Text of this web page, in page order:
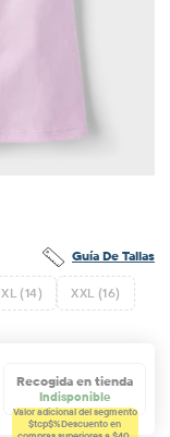
Guía De Tallas
XL (14) XXL (16)
Recogida en tienda
Indisponible
Valor adicional del segmento
$tcp$%Descuento en